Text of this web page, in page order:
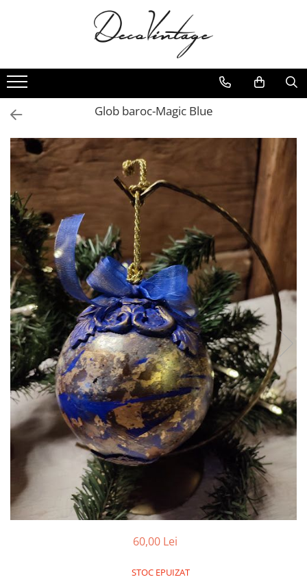
Glob baroc-Magic Blue
60,00 Lei
STOC EPUIZAT